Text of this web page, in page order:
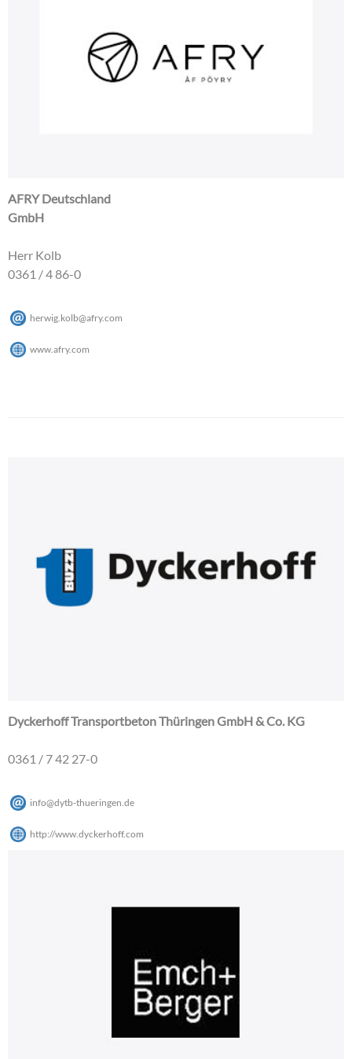
AFRY Deutschland
GmbH
Herr Kolb
0361 / 4 86-0
herwig.kolb@afry.com
www.afry.com
Dyckerhoff Transportbeton Thüringen GmbH & Co. KG
0361 / 7 42 27-0
info@dytb-thueringen de
http://www.dyckerhoff.com